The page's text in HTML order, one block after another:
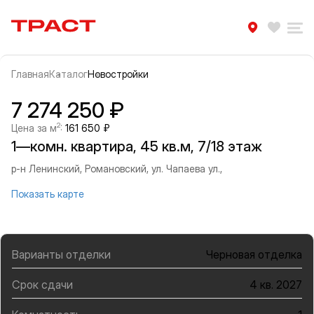
Траст | Служба недвижимости
ГлавнаяКаталогНовостройки
Информация об объекте
Галерея
7 274 250 ₽
Цена за м2: 161 650 ₽
1—комн. квартира, 45 кв.м, 7/18 этаж
р-н Ленинский, Романовский, ул. Чапаева ул.,
Показать карте
Варианты отделки Черновая отделка
Срок сдачи 4 кв. 2027